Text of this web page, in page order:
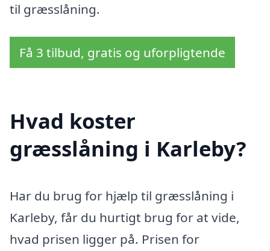
til græsslåning.
Få 3 tilbud, gratis og uforpligtende
Hvad koster
græsslåning i Karleby?
Har du brug for hjælp til græsslåning i
Karleby, får du hurtigt brug for at vide,
hvad prisen ligger på. Prisen for